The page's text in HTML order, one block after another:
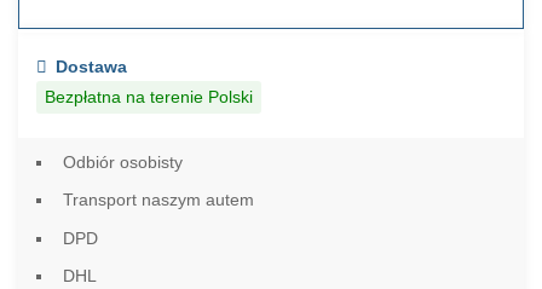
Dostawa
Bezpłatna na terenie Polski
Odbiór osobisty
Transport naszym autem
DPD
DHL